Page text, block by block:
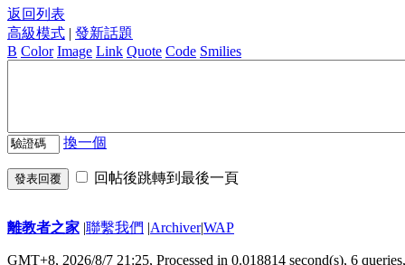
返回列表
高級模式 | 發新話題
B Color Image Link Quote Code Smilies
換一個
發表回覆 回帖後跳轉到最後一頁
離教者之家 |聯繫我們 |Archiver|WAP
GMT+8, 2026/8/7 21:25, Processed in 0.018814 second(s), 6